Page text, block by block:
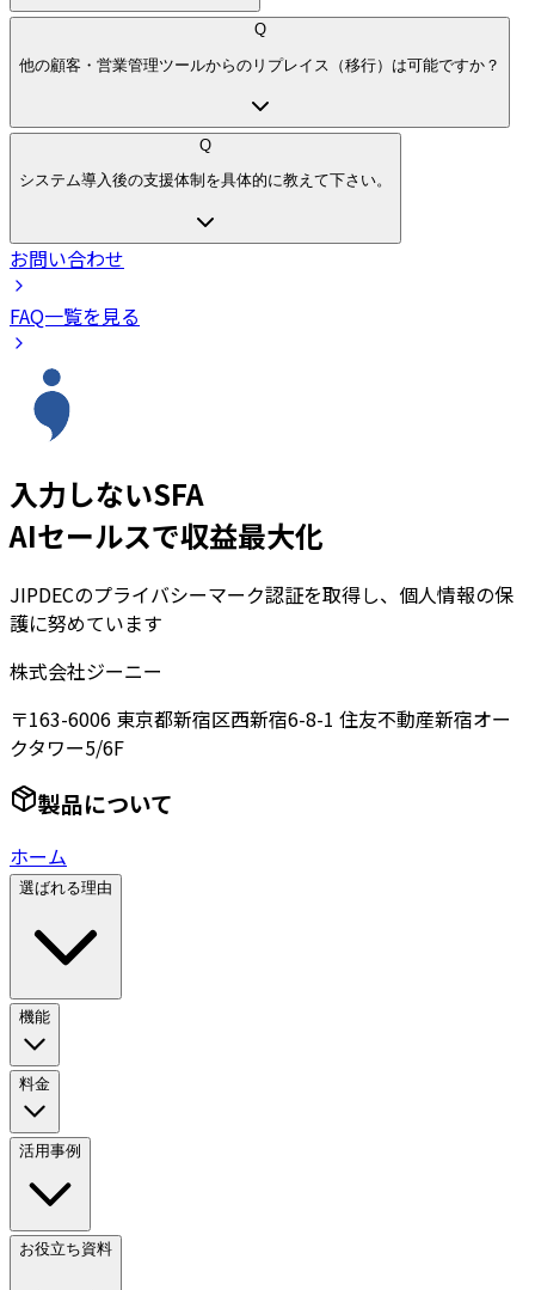
Q
他の顧客・営業管理ツールからのリプレイス（移行）は可能ですか？
Q
システム導入後の支援体制を具体的に教えて下さい。
お問い合わせ
FAQ一覧を見る
入力しないSFA
AIセールスで収益最大化
JIPDECのプライバシーマーク認証を取得し、個人情報の保
護に努めています
株式会社ジーニー
〒163-6006 東京都新宿区西新宿6-8-1 住友不動産新宿オー
クタワー5/6F
製品について
ホーム
選ばれる理由
機能
料金
活用事例
お役立ち資料